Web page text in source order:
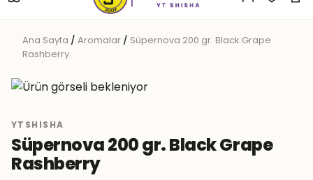
Ana Sayfa / Aromalar / Süpernova 200 gr. Black Grape
Rashberry
YTSHISHA
Süpernova 200 gr. Black Grape
Rashberry